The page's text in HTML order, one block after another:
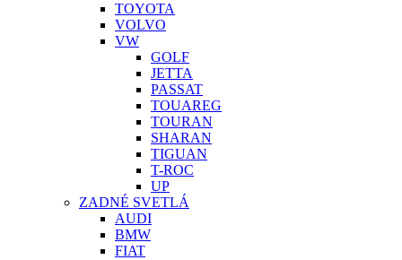
TOYOTA
VOLVO
VW
GOLF
JETTA
PASSAT
TOUAREG
TOURAN
SHARAN
TIGUAN
T-ROC
UP
ZADNÉ SVETLÁ
AUDI
BMW
FIAT